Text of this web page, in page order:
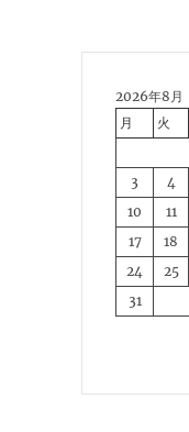
2026年8月
月
火
3
4
10
11
17
18
24
25
31